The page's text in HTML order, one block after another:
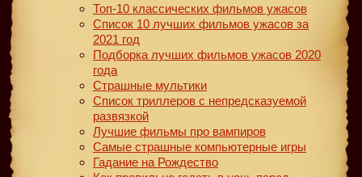
Топ-10 классических фильмов ужасов
Список 10 лучших фильмов ужасов за
2021 год
Подборка лучших фильмов ужасов 2020
года
Страшные мультики
Список триллеров с непредсказуемой
развязкой
Лучшие фильмы про вампиров
Самые страшные компьютерные игры
Гадание на Рождество